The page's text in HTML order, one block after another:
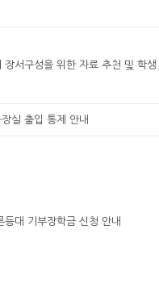
서구성을 위한 자료 추천 및 학생..
실 출입 통제 안내
대 기부장학금 신청 안내